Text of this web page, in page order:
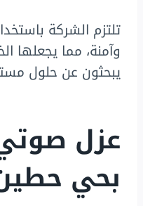
تلتزم الشركة
وآمنة، مما يجعلها
يبحثون عن حلول
عزل
بحي